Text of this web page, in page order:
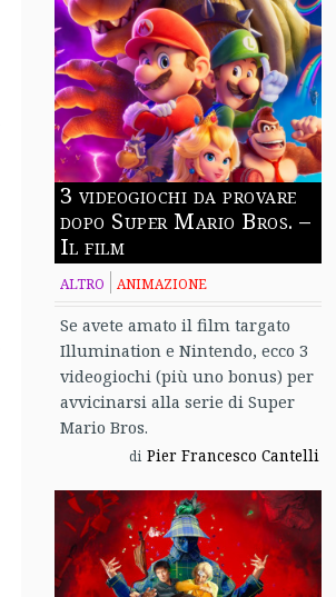
3 videogiochi da provare
dopo Super Mario Bros. –
Il film
ALTRO ANIMAZIONE
Se avete amato il film targato
Illumination e Nintendo, ecco 3
videogiochi (più uno bonus) per
avvicinarsi alla serie di Super
Mario Bros.
di Pier Francesco Cantelli